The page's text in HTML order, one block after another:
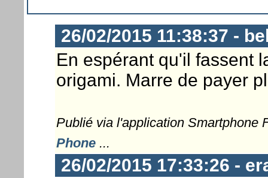
26/02/2015 11:38:37 -
En espérant qu'il fassent
origami. Marre de payer
Publié via l'application Smartphone
Phone...
26/02/2015 17:33:26 -